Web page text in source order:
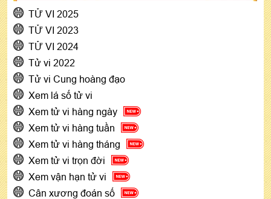
TỬ VI 2025
TỬ VI 2023
TỬ VI 2024
Tử vi 2022
Tử vi Cung hoàng đạo
Xem lá số tử vi
Xem tử vi hàng ngày
Xem tử vi hàng tuần
Xem tử vi hàng tháng
Xem tử vi trọn đời
Xem vận hạn tử vi
Cân xương đoán số